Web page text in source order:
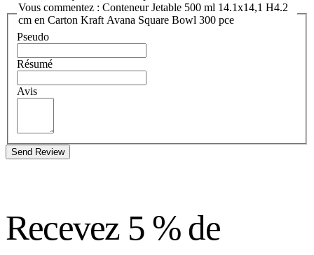
Vous commentez : Conteneur Jetable 500 ml 14.1x14,1 H4.2
cm en Carton Kraft Avana Square Bowl 300 pce
Pseudo
Résumé
Avis
Send Review
Recevez 5 % de